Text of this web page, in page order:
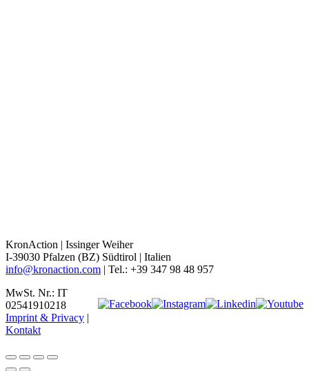
KronAction | Issinger Weiher
I-39030 Pfalzen (BZ) Südtirol | Italien
info@kronaction.com | Tel.: +39 347 98 48 957
MwSt. Nr.: IT
02541910218
Imprint & Privacy |
Kontakt